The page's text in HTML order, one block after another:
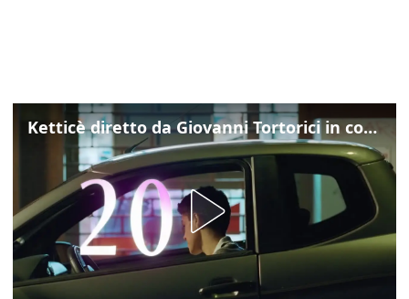
Ketticè diretto da Giovanni Tortorici in concorso al Locarno Film Festival